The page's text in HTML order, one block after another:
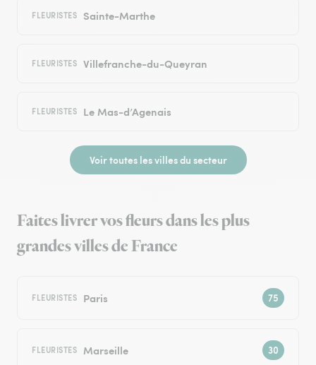
FLEURISTES Sainte-Marthe
FLEURISTES Villefranche-du-Queyran
FLEURISTES Le Mas-d’Agenais
Voir toutes les villes du secteur
Faites livrer vos fleurs dans les plus
grandes villes de France
FLEURISTES Paris
FLEURISTES Marseille